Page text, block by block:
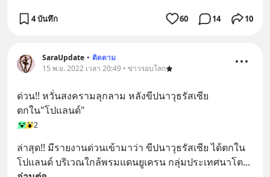
4 บันทึก 60 14 10
SaraUpdate • ติดตาม
15 พ.ย. 2022 เวลา 20:49 • ข่าวรอบโลก
ด่วน!! หวั่นสงครามลุกลาม หลังขีปนาวุธรัสเซีย
ตกใน"โปแลนด์"
2
ล่าสุด!! มีรายงานด่วนเข้ามาว่า ขีปนาวุธรัสเซีย ได้ตกใน
โปแลนด์ บริเวณใกล้พรมแดนยูเครน กลุ่มประเทศนาโต